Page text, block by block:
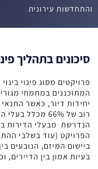
והתחדשות עירונית
סיכונים בתהליך
פרויקטים מסוג פינוי
המתוכננים במתמחי
יחידות דיור, כאשר
רוב של 66%
הנדרשת מבעלי הדירות
הפרויקט (עוד בשלבי
ביישום המיזם, הנובעים
בעיות אמון בין הדיירים,